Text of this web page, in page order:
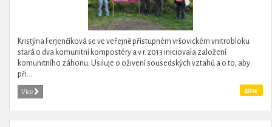
Kristýna Ferjenčíková se ve veřejně přístupném vršovickém vnitrobloku
stará o dva komunitní kompostéry a v r. 2013 iniciovala založení
komunitního záhonu. Usiluje o oživení sousedských vztahů a o to, aby
při...
Více 2014